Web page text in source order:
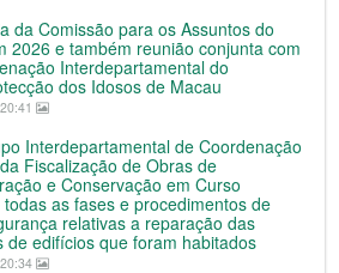
da Comissão para os Assuntos do
2026 e também reunião conjunta com
Interdepartamental do
dos Idosos de Macau
Interdepartamental de Coordenação
Fiscalização de Obras de
e Conservação em Curso
as fases e procedimentos de
relativas a reparação das
de edifícios que foram habitados